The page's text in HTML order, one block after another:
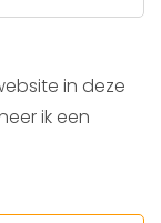
in deze
ik een